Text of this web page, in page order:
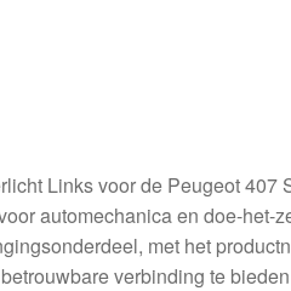
Links voor de Peugeot 407
automechanica en doe-het-
met het
verbinding te